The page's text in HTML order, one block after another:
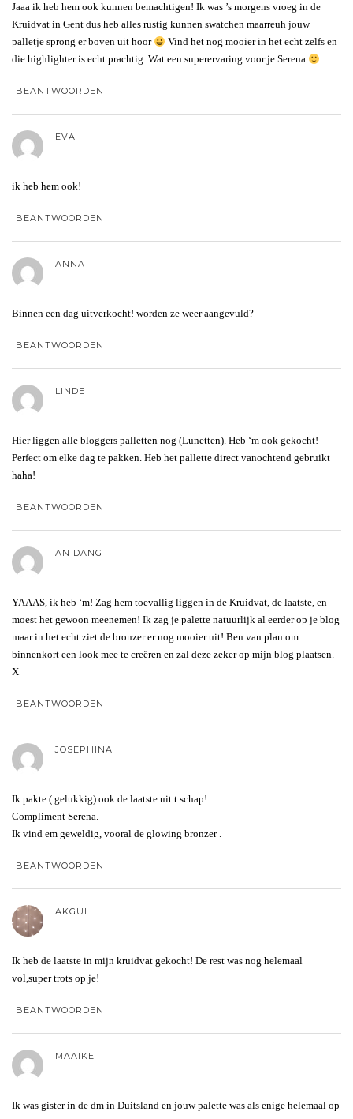
Jaaa ik heb hem ook kunnen bemachtigen! Ik was ’s morgens vroeg in de
Kruidvat in Gent dus heb alles rustig kunnen swatchen maarreuh jouw
palletje sprong er boven uit hoor
Vind het nog mooier in het echt zelfs en
die highlighter is echt prachtig. Wat een superervaring voor je Serena
BEANTWOORDEN
EVA
ik heb hem ook!
BEANTWOORDEN
ANNA
Binnen een dag uitverkocht! worden ze weer aangevuld?
BEANTWOORDEN
LINDE
Hier liggen alle bloggers palletten nog (Lunetten). Heb ‘m ook gekocht!
Perfect om elke dag te pakken. Heb het pallette direct vanochtend gebruikt
haha!
BEANTWOORDEN
AN DANG
YAAAS, ik heb ‘m! Zag hem toevallig liggen in de Kruidvat, de laatste, en
moest het gewoon meenemen! Ik zag je palette natuurlijk al eerder op je blog
maar in het echt ziet de bronzer er nog mooier uit! Ben van plan om
binnenkort een look mee te creëren en zal deze zeker op mijn blog plaatsen.
X
BEANTWOORDEN
JOSEPHINA
Ik pakte ( gelukkig) ook de laatste uit t schap!
Compliment Serena.
Ik vind em geweldig, vooral de glowing bronzer .
BEANTWOORDEN
AKGUL
Ik heb de laatste in mijn kruidvat gekocht! De rest was nog helemaal
vol,super trots op je!
BEANTWOORDEN
MAAIKE
Ik was gister in de dm in Duitsland en jouw palette was als enige helemaal op